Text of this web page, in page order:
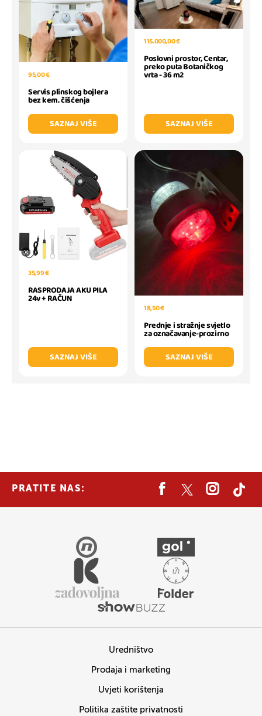
95,00 €
Servis plinskog bojlera
bez kem. čišćenja
SAZNAJ VIŠE
115.000,00 €
Poslovni prostor, Centar,
preko puta Botaničkog
vrta - 36 m2
SAZNAJ VIŠE
35,99 €
RASPRODAJA AKU PILA
24v + RAČUN
SAZNAJ VIŠE
18,50 €
Prednje i stražnje svjetlo
za označavanje-prozirno
SAZNAJ VIŠE
PRATITE NAS:
Uredništvo
Prodaja i marketing
Uvjeti korištenja
Politika zaštite privatnosti